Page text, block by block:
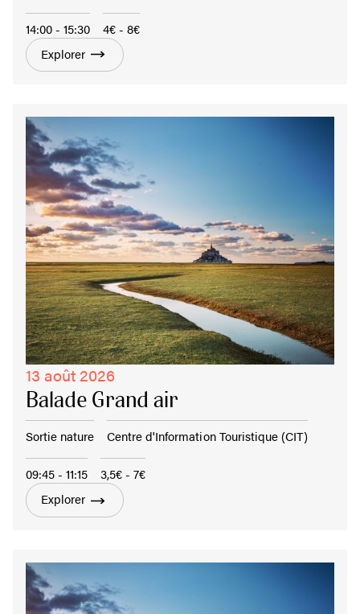
14:00 - 15:30
4€ - 8€
Explorer
13 août 2026
Balade Grand air
Sortie nature Centre d'Information Touristique (CIT)
09:45 - 11:15
3,5€ - 7€
Explorer